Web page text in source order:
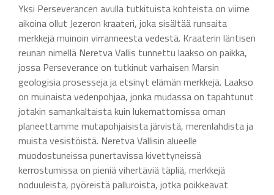
Yksi Perseverancen avulla tutkituista kohteista on viime
aikoina ollut Jezeron kraateri, joka sisältää runsaita
merkkejä muinoin virranneesta vedestä. Kraaterin läntisen
reunan nimellä Neretva Vallis tunnettu laakso on paikka,
jossa Perseverance on tutkinut varhaisen Marsin
geologisia prosesseja ja etsinyt elämän merkkejä. Laakso
on muinaista vedenpohjaa, jonka mudassa on tapahtunut
jotakin samankaltaista kuin lukemattomissa oman
planeettamme mutapohjaisista järvistä, merenlahdista ja
muista vesistöistä. Neretva Vallisin alueelle
muodostuneissa punertavissa kivettyneissä
kerrostumissa on pieniä vihertäviä täpliä, merkkejä
noduuleista, pyöreistä palluroista, jotka poikkeavat